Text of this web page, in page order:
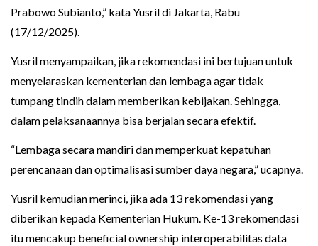
Prabowo Subianto,” kata Yusril di Jakarta, Rabu
(17/12/2025).
Yusril menyampaikan, jika rekomendasi ini bertujuan untuk
menyelaraskan kementerian dan lembaga agar tidak
tumpang tindih dalam memberikan kebijakan. Sehingga,
dalam pelaksanaannya bisa berjalan secara efektif.
“Lembaga secara mandiri dan memperkuat kepatuhan
perencanaan dan optimalisasi sumber daya negara,” ucapnya.
Yusril kemudian merinci, jika ada 13 rekomendasi yang
diberikan kepada Kementerian Hukum. Ke-13 rekomendasi
itu mencakup beneficial ownership interoperabilitas data